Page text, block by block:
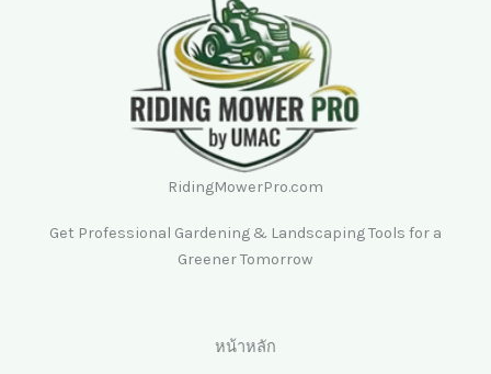
RidingMowerPro.com
Get Professional Gardening & Landscaping Tools for a
Greener Tomorrow
หน้าหลัก